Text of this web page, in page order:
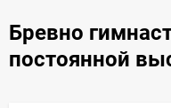
Бревно
постоянной